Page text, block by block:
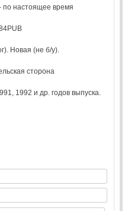
по настоящее время
Новая (не б/у).
сторона
1992 и др. годов выпуска.